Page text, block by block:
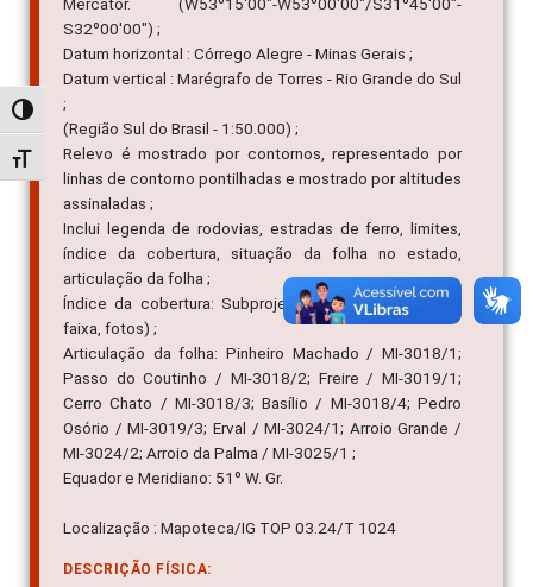
Alternar alto contraste
Alternar tamanho da fonte
Mercator. (W53º15'00"-W53º00'00"/S31º45'00"-
S32º00'00") ;
Datum horizontal : Córrego Alegre - Minas Gerais ;
Datum vertical : Marégrafo de Torres - Rio Grande do Sul
;
(Região Sul do Brasil - 1:50.000) ;
Relevo é mostrado por contornos, representado por
linhas de contorno pontilhadas e mostrado por altitudes
assinaladas ;
Inclui legenda de rodovias, estradas de ferro, limites,
índice da cobertura, situação da folha no estado,
articulação da folha ;
Índice da cobertura: Subprojeto Fronteira Sul II (rolo,
faixa, fotos) ;
Articulação da folha: Pinheiro Machado / MI-3018/1;
Passo do Coutinho / MI-3018/2; Freire / MI-3019/1;
Cerro Chato / MI-3018/3; Basílio / MI-3018/4; Pedro
Osório / MI-3019/3; Erval / MI-3024/1; Arroio Grande /
MI-3024/2; Arroio da Palma / MI-3025/1 ;
Equador e Meridiano: 51º W. Gr.
Localização : Mapoteca/IG TOP 03.24/T 1024
DESCRIÇÃO FÍSICA: